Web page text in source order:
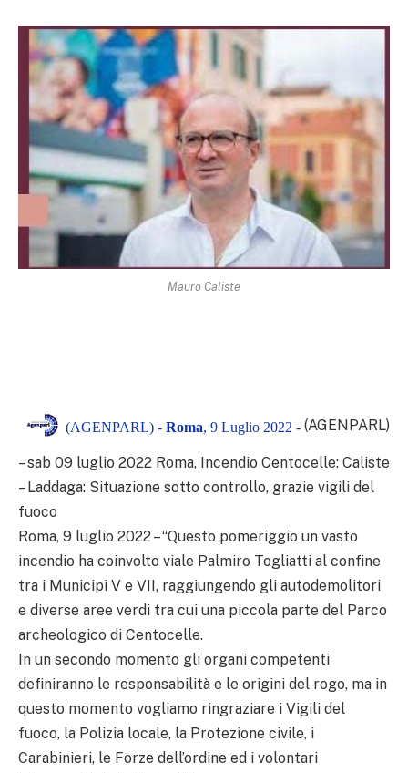
Mauro Caliste
(AGENPARL) - Roma, 9 Luglio 2022 - (AGENPARL)
– sab 09 luglio 2022 Roma, Incendio Centocelle: Caliste
– Laddaga: Situazione sotto controllo, grazie vigili del
fuoco
Roma, 9 luglio 2022 – “Questo pomeriggio un vasto
incendio ha coinvolto viale Palmiro Togliatti al confine
tra i Municipi V e VII, raggiungendo gli autodemolitori
e diverse aree verdi tra cui una piccola parte del Parco
archeologico di Centocelle.
In un secondo momento gli organi competenti
definiranno le responsabilità e le origini del rogo, ma in
questo momento vogliamo ringraziare i Vigili del
fuoco, la Polizia locale, la Protezione civile, i
Carabinieri, le Forze dell’ordine ed i volontari